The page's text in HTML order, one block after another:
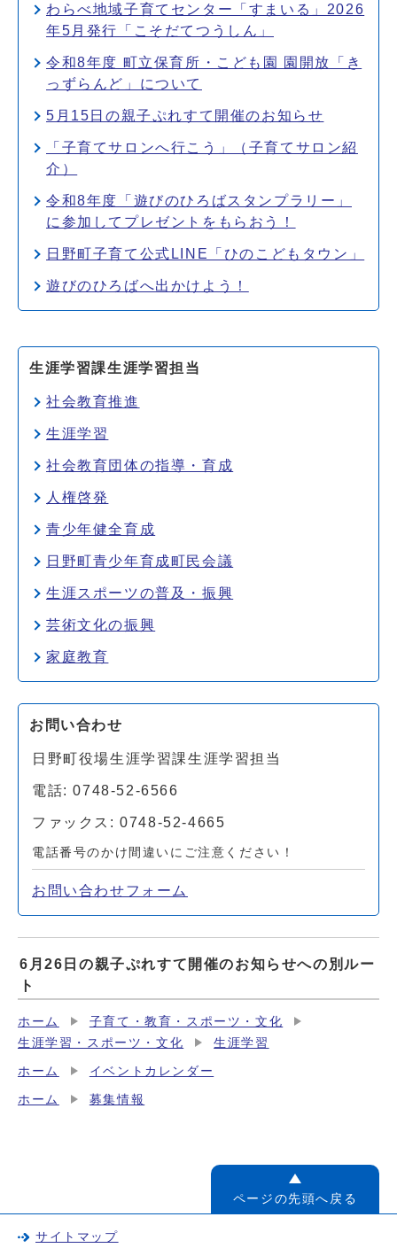
わらべ地域子育てセンター「すまいる」2026
年5月発行「こそだてつうしん」
令和8年度 町立保育所・こども園 園開放「き
っずらんど」について
5月15日の親子ぷれすて開催のお知らせ
「子育てサロンへ行こう」（子育てサロン紹
介）
令和8年度「遊びのひろばスタンプラリー」
に参加してプレゼントをもらおう！
日野町子育て公式LINE「ひのこどもタウン」
遊びのひろばへ出かけよう！
生涯学習課生涯学習担当
社会教育推進
生涯学習
社会教育団体の指導・育成
人権啓発
青少年健全育成
日野町青少年育成町民会議
生涯スポーツの普及・振興
芸術文化の振興
家庭教育
お問い合わせ
日野町役場生涯学習課生涯学習担当
電話: 0748-52-6566
ファックス: 0748-52-4665
電話番号のかけ間違いにご注意ください！
お問い合わせフォーム
6月26日の親子ぷれすて開催のお知らせへの別ルー
ト
ホーム
子育て・教育・スポーツ・文化
生涯学習・スポーツ・文化
生涯学習
ホーム イベントカレンダー
ホーム 募集情報
ページの先頭へ戻る
サイトマップ